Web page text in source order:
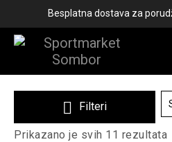
KAČKETI
Filteri
Prikazano je svih 11 rezultata
Besplatna dostava za